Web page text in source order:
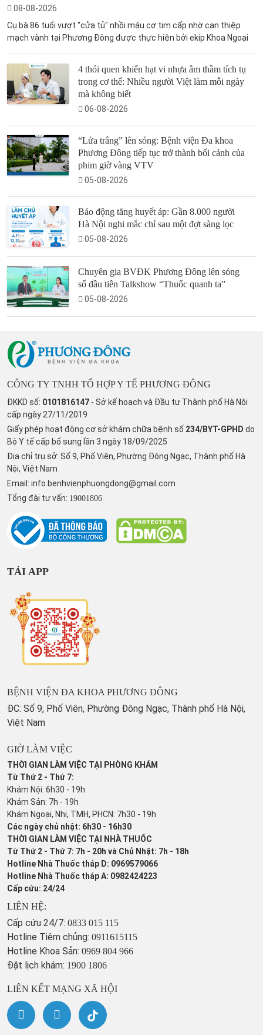
08-08-2026
Cụ bà 86 tuổi vượt "cửa tủ" nhồi máu cơ tim cấp nhờ can thiệp
mạch vành tại Phương Đông được thực hiện bởi ekip Khoa Ngoại
4 thói quen khiến hạt vi nhựa âm thầm tích tụ
trong cơ thể: Nhiều người Việt làm mỗi ngày
mà không biết
06-08-2026
“Lửa trắng” lên sóng: Bệnh viện Đa khoa
Phương Đông tiếp tục trở thành bối cảnh của
phim giờ vàng VTV
05-08-2026
Báo động tăng huyết áp: Gần 8.000 người
Hà Nội nghi mắc chỉ sau một đợt sàng lọc
05-08-2026
Chuyên gia BVĐK Phương Đông lên sóng
số đầu tiên Talkshow “Thuốc quanh ta”
05-08-2026
CÔNG TY TNHH TỔ HỢP Y TẾ PHƯƠNG ĐÔNG
ĐKKD số: 0101816147 - Sở kế hoạch và Đầu tư Thành phố Hà Nội
cấp ngày 27/11/2019
Giấy phép hoạt động cơ sở khám chữa bệnh số 234/BYT-GPHD do
Bộ Y tế cấp bổ sung lần 3 ngày 18/09/2025
Địa chỉ trụ sở: Số 9, Phố Viên, Phường Đông Ngạc, Thành phố Hà
Nội, Việt Nam
Email: info.benhvienphuongdong@gmail.com
Tổng đài tư vấn: 19001806
TẢI APP
BỆNH VIỆN ĐA KHOA PHƯƠNG ĐÔNG
ĐC: Số 9, Phố Viên, Phường Đông Ngạc, Thành phố Hà Nội,
Việt Nam
GIỜ LÀM VIỆC
THỜI GIAN LÀM VIỆC TẠI PHÒNG KHÁM
Từ Thứ 2 - Thứ 7:
Khám Nội: 6h30 - 19h
Khám Sản: 7h - 19h
Khám Ngoại, Nhi, TMH, PHCN: 7h30 - 19h
Các ngày chủ nhật: 6h30 - 16h30
THỜI GIAN LÀM VIỆC TẠI NHÀ THUỐC
Từ Thứ 2 - Thứ 7: 7h - 20h và Chủ Nhật: 7h - 18h
Hotline Nhà Thuốc tháp D: 0969579066
Hotline Nhà Thuốc tháp A: 0982424223
Cấp cứu: 24/24
LIÊN HỆ:
Cấp cứu 24/7: 0833 015 115
Hotline Tiêm chủng: 0911615115
Hotline Khoa Sản: 0969 804 966
Đặt lịch khám: 1900 1806
LIÊN KẾT MẠNG XÃ HỘI